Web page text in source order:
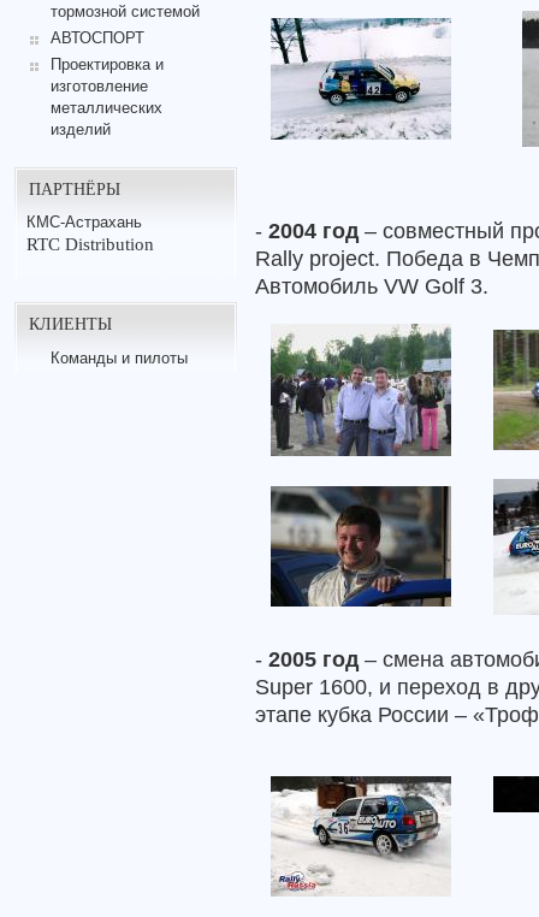
тормозной системой
АВТОСПОРТ
Проектировка и
изготовление
металлических
изделий
ПАРТНЁРЫ
КМС-Астрахань
RTC Distribution
КЛИЕНТЫ
Команды и пилоты
- 2004 год – совместный
Rally project. Победа в
Автомобиль VW Golf 3.
- 2005 год – смена
Super 1600, и переход в
этапе кубка России –